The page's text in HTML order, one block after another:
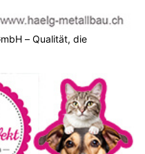
– Qualität, die